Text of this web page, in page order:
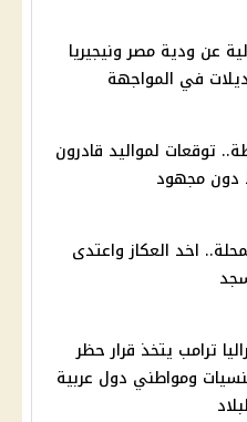
عن ودية مصر ونيجيريا
في المواجهة
توقعات لمواليد قادرون
دون مجهود
اخد العكاز واعتدى
ترامب يتخذ قرار حظر
ومواطني دول عربية